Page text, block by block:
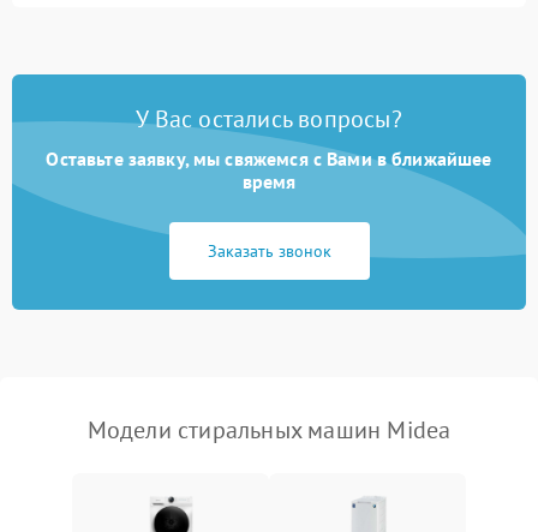
Замена платы управления 2200 ₽ Подробнее →
У Вас остались вопросы?
Оставьте заявку, мы свяжемся с Вами в ближайшее
время
Заказать звонок
Модели стиральных машин Midea